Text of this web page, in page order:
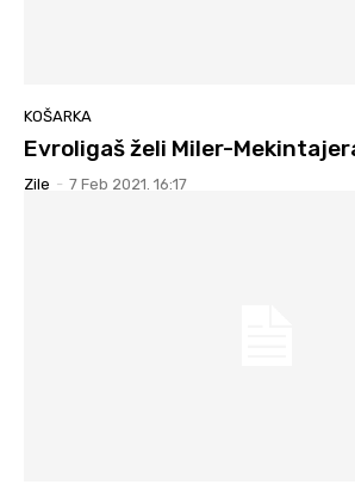
KOŠARKA
Evroligaš želi Miler-
Zile - 7 Feb 2021. 16:17